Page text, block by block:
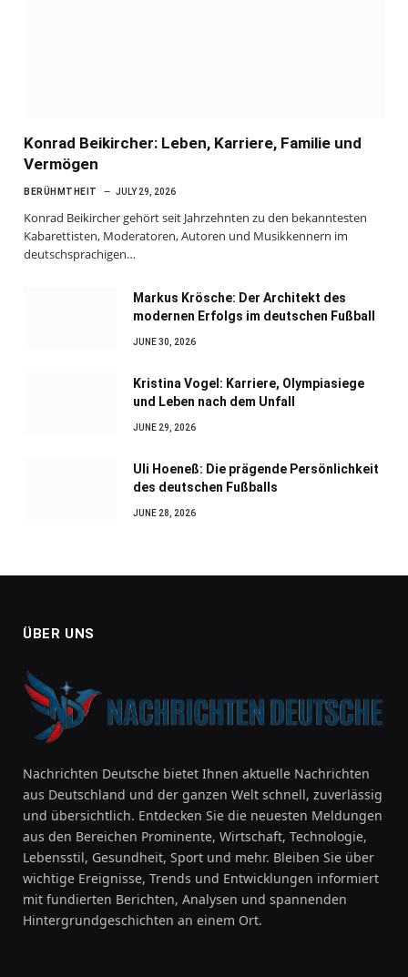
Konrad Beikircher: Leben, Karriere, Familie und
Vermögen
BERÜHMTHEIT JULY 29, 2026
Konrad Beikircher gehört seit Jahrzehnten zu den bekanntesten
Kabarettisten, Moderatoren, Autoren und Musikkennern im
deutschsprachigen…
Markus Krösche: Der Architekt des
modernen Erfolgs im deutschen Fußball
JUNE 30, 2026
Kristina Vogel: Karriere, Olympiasiege
und Leben nach dem Unfall
JUNE 29, 2026
Uli Hoeneß: Die prägende Persönlichkeit
des deutschen Fußballs
JUNE 28, 2026
ÜBER UNS
Nachrichten Deutsche bietet Ihnen aktuelle Nachrichten
aus Deutschland und der ganzen Welt schnell, zuverlässig
und übersichtlich. Entdecken Sie die neuesten Meldungen
aus den Bereichen Prominente, Wirtschaft, Technologie,
Lebensstil, Gesundheit, Sport und mehr. Bleiben Sie über
wichtige Ereignisse, Trends und Entwicklungen informiert
mit fundierten Berichten, Analysen und spannenden
Hintergrundgeschichten an einem Ort.